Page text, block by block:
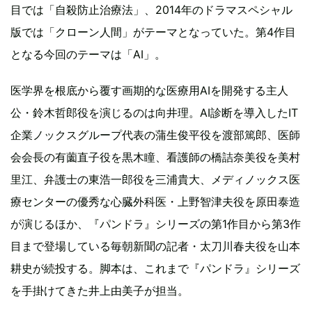
目では「自殺防止治療法」、2014年のドラマスペシャル
版では「クローン人間」がテーマとなっていた。第4作目
となる今回のテーマは「AI」。
医学界を根底から覆す画期的な医療用AIを開発する主人
公・鈴木哲郎役を演じるのは向井理。AI診断を導入したIT
企業ノックスグループ代表の蒲生俊平役を渡部篤郎、医師
会会長の有薗直子役を黒木瞳、看護師の橋詰奈美役を美村
里江、弁護士の東浩一郎役を三浦貴大、メディノックス医
療センターの優秀な心臓外科医・上野智津夫役を原田泰造
が演じるほか、『パンドラ』シリーズの第1作目から第3作
目まで登場している毎朝新聞の記者・太刀川春夫役を山本
耕史が続投する。脚本は、これまで『パンドラ』シリーズ
を手掛けてきた井上由美子が担当。